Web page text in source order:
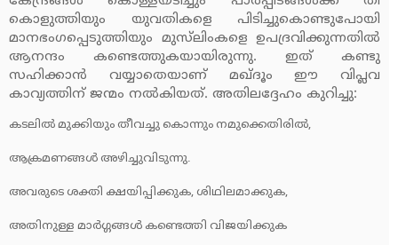
കൊളുത്തിയും യുവതികളെ പിടിച്ചുകൊണ്ടുപോയി
മാനഭംഗപ്പെടുത്തിയും മുസ്‌ലിംകളെ ഉപദ്രവിക്കുന്നതില്‍
ആനന്ദം കണ്ടെത്തുകയായിരുന്നു. ഇത് കണ്ടു
സഹിക്കാന്‍ വയ്യാതെയാണ് മഖ്ദൂം ഈ വിപ്ലവ
കാവ്യത്തിന് ജന്മം നല്‍കിയത്. അതിലദ്ദേഹം കുറിച്ചു:
കടലില്‍ മുക്കിയും തീവച്ചു കൊന്നും നമുക്കെതിരില്‍,
ആക്രമണങ്ങള്‍ അഴിച്ചുവിടുന്നു.
അവരുടെ ശക്തി ക്ഷയിപ്പിക്കുക, ശിഥിലമാക്കുക,
അതിനുള്ള മാര്‍ഗ്ഗങ്ങള്‍ കണ്ടെത്തി വിജയിക്കുക